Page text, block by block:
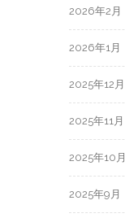
2026年2月
2026年1月
2025年12月
2025年11月
2025年10月
2025年9月